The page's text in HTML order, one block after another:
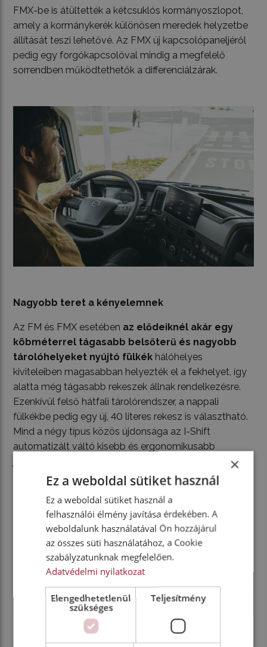
FMX-be is átültették a kétcsuklós kormányoszlopot,
amely a kormánykerék különösen meredek helyzetbe
állítását teszi lehetővé. Az FMX új kapcsolópaneljéről
pedig egy forgókapcsolóval mindig a megfelelő
sorrendben működtethetők a differenciálzárak.
Nagyobb teret a kényelemnek
Az FM és FMX esetében az elődeiknél akár egy
köbméterrel tágasabb belsőterű és nagyobb
tárolóhelyeket nyújtó fülkék hálóhelyes
kiviteleiben magasabban helyezték el a fekhelyet, így
alatta még tágasabb rekeszek állnak rendelkezésre.
Ezenkívül felső hátfali tárolórendszer, a nappali
fülkékbe pedig egy új, 40 literes rekesz is választható.
Mind a négy típus közös újdonsága az I-Shift
automatizált váltó kisebb és ergonomikusabb
belsőtérben. Továbbá hatékonyabb hő- és
berendezés aktívszenes levegőszűrővel és új
színárnyalatok, illetve kárpitok szolgálják a
gépkocsivezetők kényelmét.
×
Ez a weboldal sütiket használ
Ez a weboldal sütiket használ a
felhasználói élmény javítása érdekében. A
weboldalunk használatával Ön hozzájárul
az összes süti használatához, a Cookie
szabályzatunknak megfelelően.
Adatvédelmi nyilatkozat
Elengedhetetlenül
szükséges
Teljesítmény